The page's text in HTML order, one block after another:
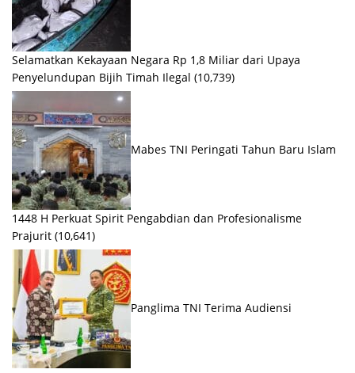
Selamatkan Kekayaan Negara Rp 1,8 Miliar dari Upaya
Penyelundupan Bijih Timah Ilegal (10,739)
Mabes TNI Peringati Tahun Baru Islam
1448 H Perkuat Spirit Pengabdian dan Profesionalisme
Prajurit (10,641)
Panglima TNI Terima Audiensi